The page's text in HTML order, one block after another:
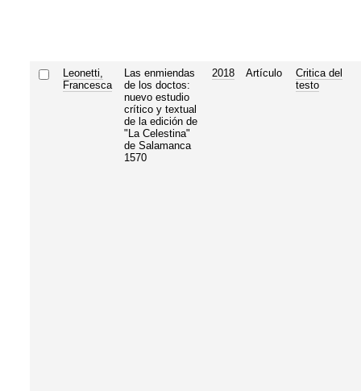
Leonetti,
Francesca
Las enmiendas
de los doctos:
nuevo estudio
crítico y textual
de la edición de
"La Celestina"
de Salamanca
1570
2018 Artículo
Critica del
testo